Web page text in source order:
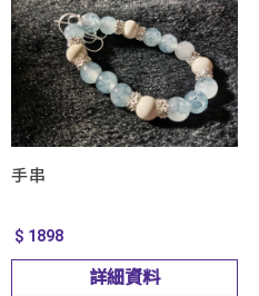
手串
$ 1898
詳細資料